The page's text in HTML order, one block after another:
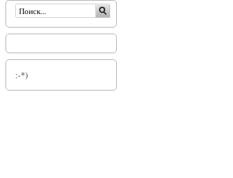
Форма поиска
:-*)